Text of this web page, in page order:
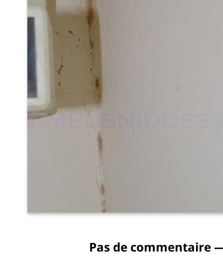
Pas de commentaire